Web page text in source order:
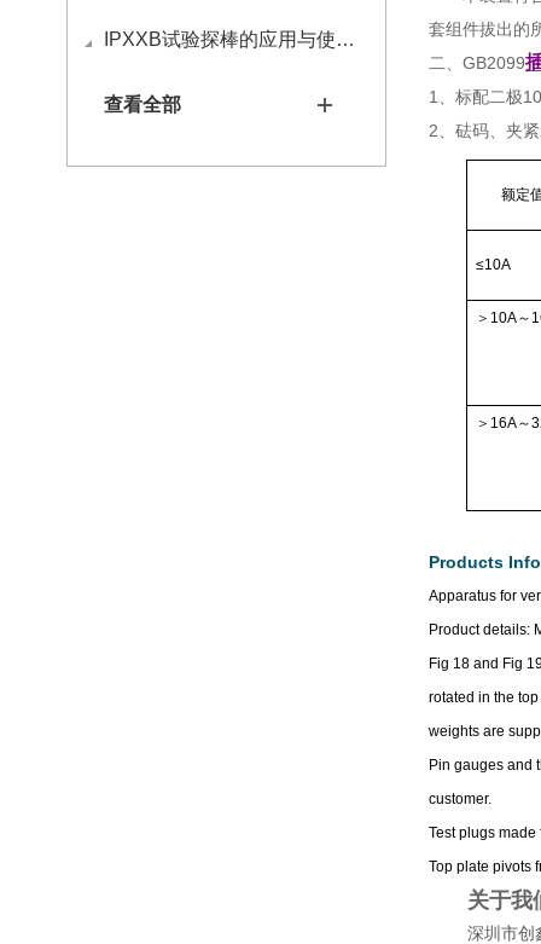
IPXXB试验探棒的应用与使用方法
查看全部
套组件拔出的
二、GB2099
1、标配二极
2、砝码、夹
额定
≤10A
＞10A～
＞16A～
Products
Apparatus for
Product details:
Fig 18 and Fig
rotated in the
weights are
Pin gauges and
customer.
Test plugs
Top plate pivots
关于我
深圳市创